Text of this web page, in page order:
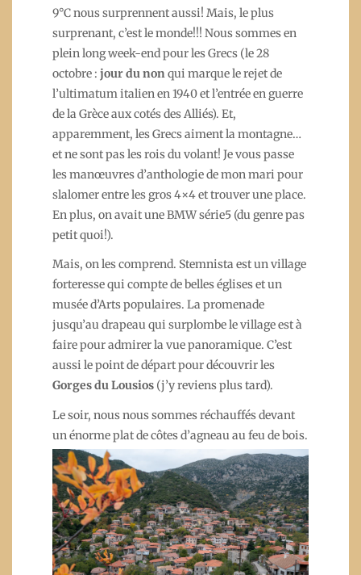
9°C nous surprennent aussi! Mais, le plus
surprenant, c’est le monde!!! Nous sommes en
plein long week-end pour les Grecs (le 28
octobre : jour du nonqui marque le rejet de
l’ultimatum italien en 1940 et l’entrée en guerre
de la Grèce aux cotés des Alliés). Et,
apparemment, les Grecs aiment la montagne…
et ne sont pas les rois du volant! Je vous passe
les manœuvres d’anthologie de mon mari pour
slalomer entre les gros 4×4 et trouver une place.
En plus, on avait une BMW série5 (du genre pas
petit quoi!).
Mais, on les comprend. Stemnista est un village
forteresse qui compte de belles églises et un
musée d’Arts populaires. La promenade
jusqu’au drapeau qui surplombe le village est à
faire pour admirer la vue panoramique. C’est
aussi le point de départ pour découvrir les
Gorges du Lousios (j’y reviens plus tard).
Le soir, nous nous sommes réchauffés devant
un énorme plat de côtes d’agneau au feu de bois.